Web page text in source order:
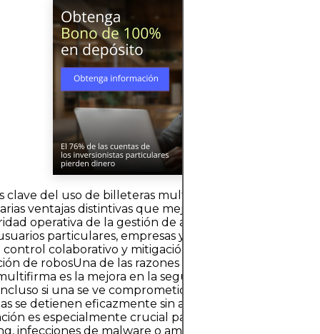
clave del uso de billeteras multifirmaLas billeteras
ventajas distintivas que mejoran la seguridad, la
operativa de la gestión de activos digitales. Su
particulares, empresas y estructuras
control colaborativo y mitigación de riesgos.Seguridad
de robosUna de las razones más convincentes para
es la mejora en la seguridad. Al usar
si una se ve comprometida, las transacciones no
se detienen eficazmente sin afectar las demás. Esta
es especialmente crucial para mitigar riesgos como
infecciones de malware o amenazas internas.Acceso